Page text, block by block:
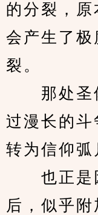
的分裂，
会产生了极
裂。
那处圣
过漫长的斗
转为信仰弧
也正是因
后，似乎